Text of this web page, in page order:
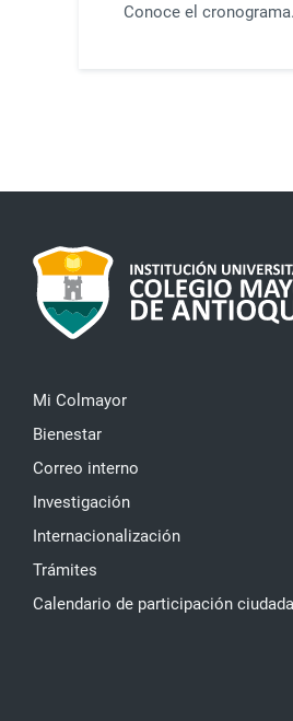
Conoce el cronograma.
Mi Colmayor
Bienestar
Correo interno
Investigación
Internacionalización
Trámites
Calendario de participación